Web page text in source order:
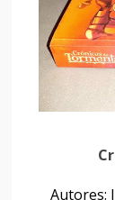
Autores: